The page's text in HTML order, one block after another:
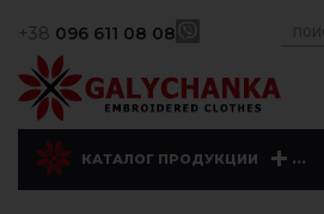
+38 096 611 08 08
КАТАЛОГ ПРОДУКЦИИ ...